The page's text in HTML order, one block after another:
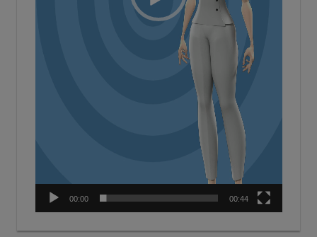
00:00 00:44